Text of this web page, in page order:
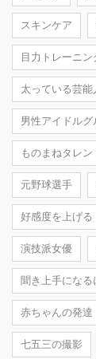
スキンケア
目力トレーニン
太っている芸能
男性アイドルグ
ものまねタレン
元野球選手
好感度を上げる
演技派女優
聞き上手になる
赤ちゃんの発達
七五三の撮影